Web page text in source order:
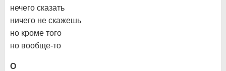
нечего сказать
ничего не скажешь
но кроме того
но вообще-то
О